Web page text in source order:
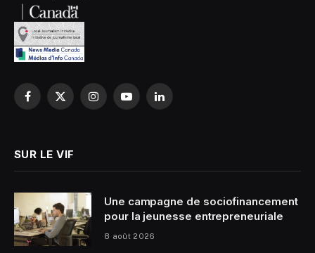
Facebook
X
InstagramYouTubeLinkedIn
SUR LE VIF
Une campagne de sociofinancement
pour la jeunesse entrepreneuriale
8 août 2026